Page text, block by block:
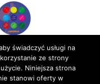
świadczyć usługi na
ze strony
Niniejsza strona
stanowi oferty w